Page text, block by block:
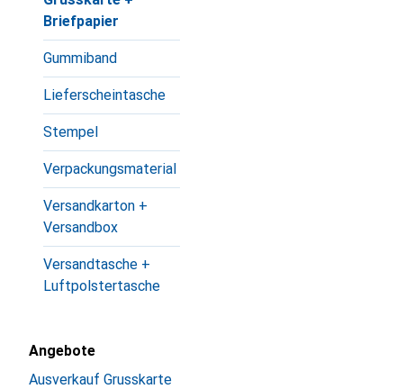
Briefpapier
Gummiband
Lieferscheintasche
Stempel
Verpackungsmaterial
Versandkarton +
Versandbox
Versandtasche +
Luftpolstertasche
Angebote
Ausverkauf Grusskarte